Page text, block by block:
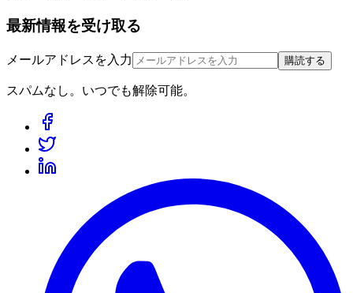
最新情報を受け取る
メールアドレスを入力 購読する
スパムなし。いつでも解除可能。